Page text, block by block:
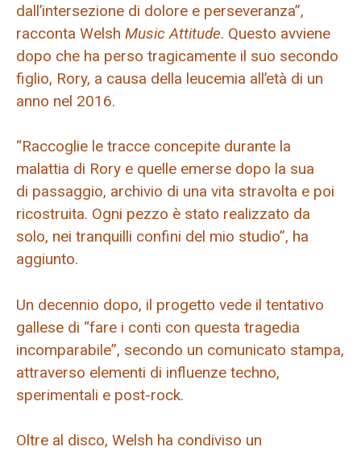
dall’intersezione di dolore e perseveranza”,
racconta Welsh Music Attitude. Questo avviene
dopo che ha perso tragicamente il suo secondo
figlio, Rory, a causa della leucemia all’età di un
anno nel 2016.
“Raccoglie le tracce concepite durante la
malattia di Rory e quelle emerse dopo la sua
di passaggio, archivio di una vita stravolta e poi
ricostruita. Ogni pezzo è stato realizzato da
solo, nei tranquilli confini del mio studio”, ha
aggiunto.
Un decennio dopo, il progetto vede il tentativo
gallese di “fare i conti con questa tragedia
incomparabile”, secondo un comunicato stampa,
attraverso elementi di influenze techno,
sperimentali e post-rock.
Oltre al disco, Welsh ha condiviso un